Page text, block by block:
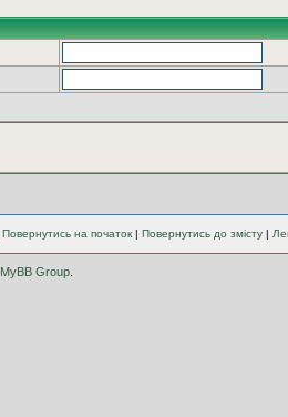
Повернутись на початок| Повернутись до змісту|
MyBB Group.